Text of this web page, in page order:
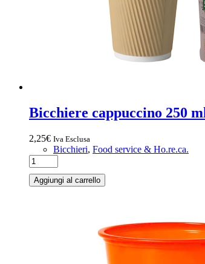
Bicchiere cappuccino 250
2,25€ Iva Esclusa
Bicchieri, Food service & Ho.re.ca.
Aggiungi al carrello